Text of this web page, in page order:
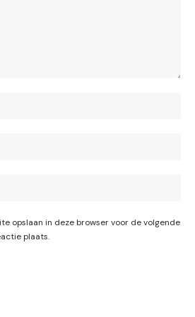
opslaan in deze browser voor de volgende
plaats.